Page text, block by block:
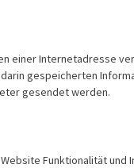
einer Internetadresse
gespeicherten
gesendet werden.
Funktionalität und